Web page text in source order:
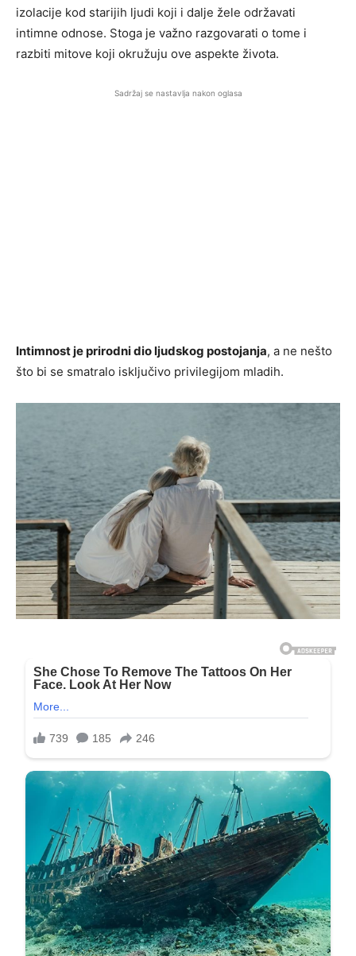
izolacije kod starijih ljudi koji i dalje žele održavati
intimne odnose. Stoga je važno razgovarati o tome i
razbiti mitove koji okružuju ove aspekte života.
Sadržaj se nastavlja nakon oglasa
Intimnost je prirodni dio ljudskog postojanja, a ne nešto
što bi se smatralo isključivo privilegijom mladih.